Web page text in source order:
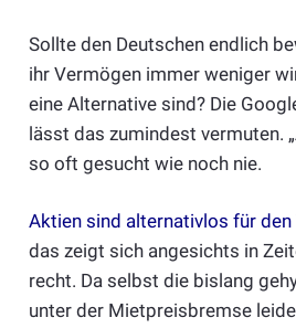
Sollte den Deutschen endlich
ihr Vermögen immer weniger
eine Alternative sind? Die
lässt das zumindest vermuten.
so oft gesucht wie noch nie.
Aktien sind alternativlos für
das zeigt sich angesichts in
recht. Da selbst die bislang
unter der Mietpreisbremse